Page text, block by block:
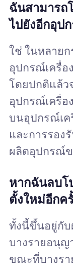
ฉันสามารถ
ไปยังอีกอุป
ใช่ ในหลาย
อุปกรณ์เครื่อ
โดยปกติแล้ว
อุปกรณ์เครื่อ
บนอุปกรณ์เค
และการรอง
ผลิตอุปกรณ์
หากฉันลบโ
ตั้งใหม่อีกค
ทั้งนี้ขึ้นอยู่กับ
บางรายอนุญ
ขณะที่บางรา